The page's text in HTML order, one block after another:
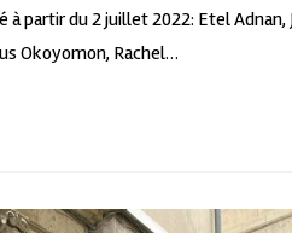
partir du 2 juillet 2022: Etel Adnan,
Okoyomon, Rachel…